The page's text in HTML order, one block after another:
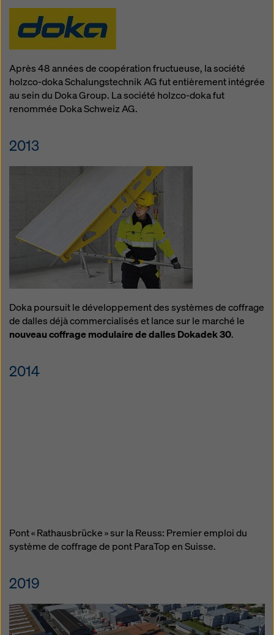
Après 48 années de coopération fructueuse, la société
holzco-doka Schalungstechnik AG fut entièrement intégrée
au sein du Doka Group. La société holzco-doka fut
renommée Doka Schweiz AG.
2013
Doka poursuit le développement des systèmes de coffrage
de dalles déjà commercialisés et lance sur le marché le
nouveau coffrage modulaire de dalles Dokadek 30.
2014
Pont « Rathausbrücke » sur la Reuss: Premier emploi du
système de coffrage de pont ParaTop en Suisse.
2019